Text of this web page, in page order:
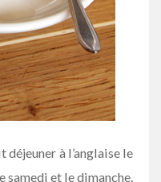
déjeuner à l’anglaise le
samedi et le dimanche.